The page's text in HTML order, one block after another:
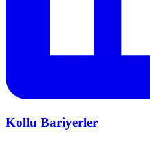
Kollu Bariyerler